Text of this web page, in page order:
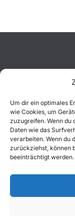
Um dir ein optimales
wie Cookies, um
zuzugreifen. Wenn du
Daten wie das
verarbeiten. Wenn du
zurückziehst, können
beeinträchtigt werden.
Aktuelles
Einsätze
Unsere Jugend
Mitglied werden